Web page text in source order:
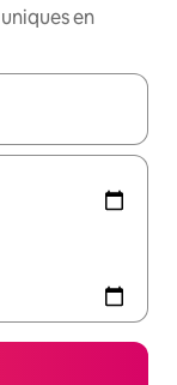
en
flèches vers le